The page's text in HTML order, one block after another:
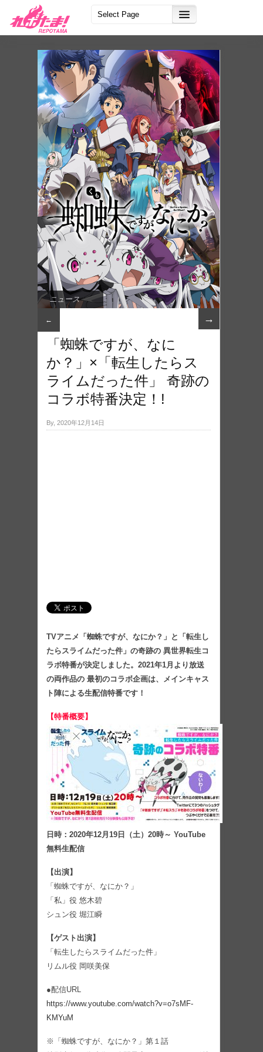
ニュース
← →
「蜘蛛ですが、なに
か？」×「転生したらス
ライムだった件」 奇跡の
コラボ特番決定！!
By, 2020年12月14日
TVアニメ「蜘蛛ですが、なにか？」と「転生し
たらスライムだった件」の奇跡の 異世界転生コ
ラボ特番が決定しました。2021年1月より放送
の両作品の 最初のコラボ企画は、メインキャス
ト陣による生配信特番です！
【特番概要】
日時：2020年12月19日（土）20時～ YouTube
無料生配信
【出演】
「蜘蛛ですが、なにか？」
「私」役 悠木碧
シュン役 堀江瞬
【ゲスト出演】
「転生したらスライムだった件」
リムル役 岡咲美保
●配信URL
https://www.youtube.com/watch?v=o7sMF-
KMYuM
※「蜘蛛ですが、なにか？」第１話